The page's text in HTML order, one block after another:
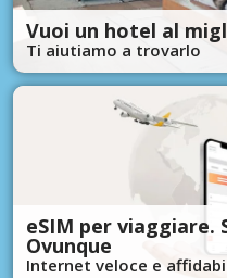
Vuoi un hotel al
Ti aiutiamo a trovarlo
eSIM per viaggiare.
Ovunque
Internet veloce e